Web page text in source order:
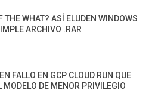
THE WHAT? ASÍ ELUDEN WINDOWS
ARCHIVO .RAR
FALLO EN GCP CLOUD RUN QUE
MODELO DE MENOR PRIVILEGIO